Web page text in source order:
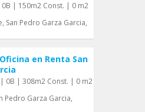
0B | 150m2 Const. | 0 m2
San Pedro Garza Garci­a,
Oficina en Renta San
| 0B | 308m2 Const. | 0 m2
Pedro Garza Garci­a,